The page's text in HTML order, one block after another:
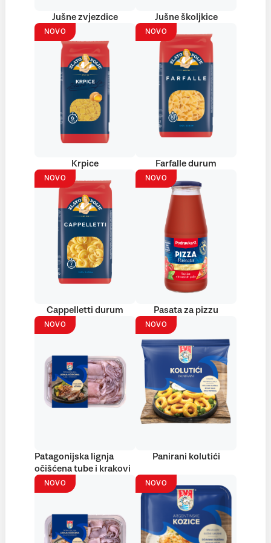
Jušne zvjezdice Jušne školjkice
NOVO
Krpice
NOVO
Farfalle durum
NOVO
Cappelletti durum
NOVO
Pasata za pizzu
NOVO
Patagonijska lignja
očišćena tube i krakovi
NOVO
Panirani kolutići
NOVO NOVO